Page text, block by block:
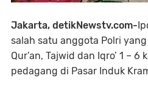
Jakarta, detikNewstv.com-
salah satu anggota Polri
Qur’an, Tajwid dan Iqro’ 1 –
pedagang di Pasar Induk